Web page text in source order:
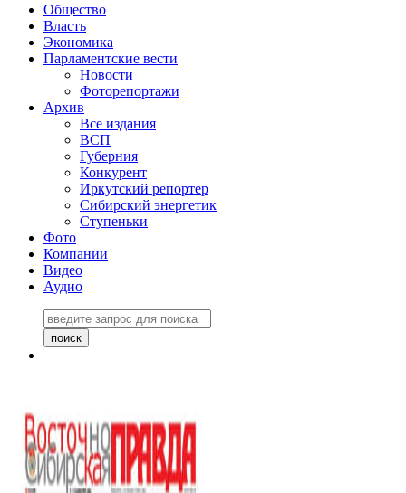
Общество
Власть
Экономика
Парламентские вести
Новости
Фоторепортажи
Архив
Все издания
ВСП
Губерния
Конкурент
Иркутский репортер
Сибирский энергетик
Ступеньки
Фото
Компании
Видео
Аудио